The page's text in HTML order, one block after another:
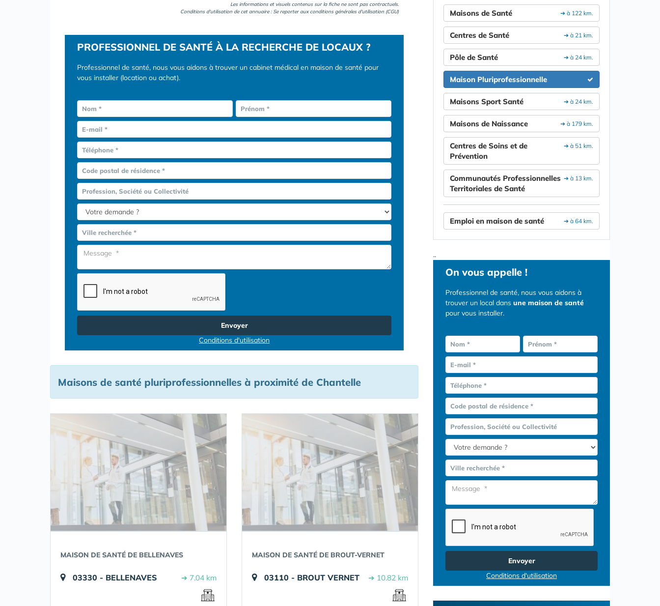
Les informations et visuels contenus sur la fiche ne sont pas contractuels.
Conditions d'utilisation de cet annuaire : Se reporter aux conditions générales d'utilisation (CGU)
PROFESSIONNEL DE SANTÉ À LA RECHERCHE DE LOCAUX ?
Professionnel de santé, nous vous aidons à trouver un cabinet médical en maison de santé pour
vous installer (location ou achat).
Nom * Prénom *
E-mail *
Téléphone *
Code postal de résidence *
Profession, Société ou Collectivité
Ville recherchée *
Envoyer
Conditions d'utilisation
Maisons de santé pluriprofessionnelles à proximité de Chantelle
MAISON DE SANTÉ DE BELLENAVES
03330 - BELLENAVES ➔ 7.04 km
MAISON DE SANTÉ DE BROUT-VERNET
03110 - BROUT VERNET ➔ 10.82 km
➔ à 122 km.
Maisons de Santé
➔ à 21 km.
Centres de Santé
➔ à 24 km.
Pôle de Santé
Maison Pluriprofessionnelle
➔ à 24 km.
Maisons Sport Santé
➔ à 179 km.
Maisons de Naissance
➔ à 51 km.
Centres de Soins et de
Prévention
➔ à 13 km.
Communautés Professionnelles
Territoriales de Santé
➔ à 64 km.
Emploi en maison de santé
..
On vous appelle !
Professionnel de santé, nous vous aidons à
trouver un local dans une maison de santé
pour vous installer.
Nom * Prénom *
E-mail *
Téléphone *
Code postal de résidence *
Profession, Société ou Collectivité
Ville recherchée *
Envoyer
Conditions d'utilisation